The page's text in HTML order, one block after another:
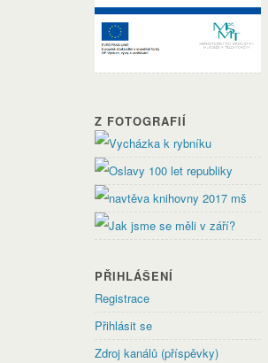
Z FOTOGRAFIÍ
PŘIHLÁŠENÍ
Registrace
Přihlásit se
Zdroj kanálů (příspěvky)